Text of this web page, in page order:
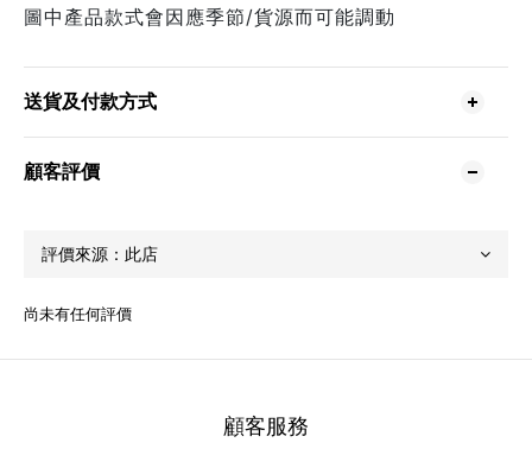
圖中產品款式會因應季節/貨源而可能調動
送貨及付款方式
顧客評價
尚未有任何評價
顧客服務